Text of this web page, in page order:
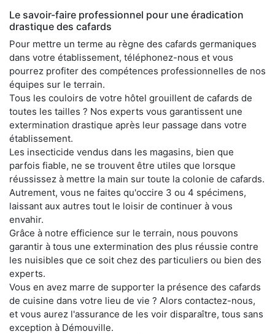
Le savoir-faire professionnel pour une éradication
drastique des cafards
Pour mettre un terme au règne des cafards germaniques
dans votre établissement, téléphonez-nous et vous
pourrez profiter des compétences professionnelles de nos
équipes sur le terrain.
Tous les couloirs de votre hôtel grouillent de cafards de
toutes les tailles ? Nos experts vous garantissent une
extermination drastique après leur passage dans votre
établissement.
Les insecticide vendus dans les magasins, bien que
parfois fiable, ne se trouvent être utiles que lorsque
réussissez à mettre la main sur toute la colonie de cafards.
Autrement, vous ne faites qu'occire 3 ou 4 spécimens,
laissant aux autres tout le loisir de continuer à vous
envahir.
Grâce à notre efficience sur le terrain, nous pouvons
garantir à tous une extermination des plus réussie contre
les nuisibles que ce soit chez des particuliers ou bien des
experts.
Vous en avez marre de supporter la présence des cafards
de cuisine dans votre lieu de vie ? Alors contactez-nous,
et vous aurez l'assurance de les voir disparaître, tous sans
exception à Démouville.